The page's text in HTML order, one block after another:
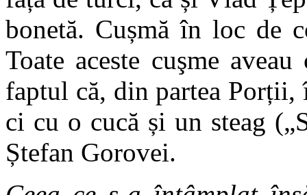
bonetă. Cușmă în loc de
Toate aceste cuşme
faptul că, din partea Porții,
ci cu o cucă și un steag
Ștefan Gorovei.